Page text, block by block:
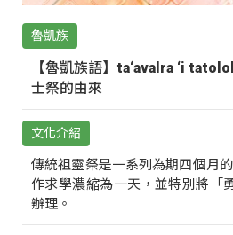
魯凱族
【魯凱族語】ta‘avalra ‘i
士祭的由來
文化介紹
傳統祖靈祭是一系列為期四個月
作求學濃縮為一天，並特別將「
辦理。